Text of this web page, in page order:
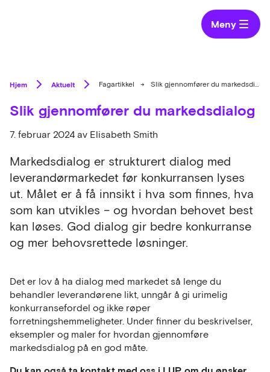
Meny
Hjem Aktuelt Fagartikkel → Slik gjennomfører du markedsdialog
Slik gjennomfører du markedsdialog
7. februar 2024 av Elisabeth Smith
Markedsdialog er strukturert dialog med
leverandørmarkedet før konkurransen lyses
ut. Målet er å få innsikt i hva som finnes, hva
som kan utvikles – og hvordan behovet best
kan løses. God dialog gir bedre konkurranse
og mer behovsrettede løsninger.
Det er lov å ha dialog med markedet så lenge du
behandler leverandørene likt, unngår å gi urimelig
konkurransefordel og ikke røper
forretningshemmeligheter. Under finner du beskrivelser,
eksempler og maler for hvordan gjennomføre
markedsdialog på en god måte.
Du kan også ta kontakt med oss i LUP, om du ønsker